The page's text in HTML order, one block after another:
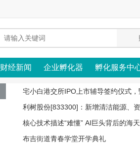
财经新闻 企业孵化器 孵化服务中
宅小白港交所IPO上市辅导签约仪式
满举行
利树股份[833300]：新增清洁能源、
破业绩增长瓶颈
核心技术描述“难懂” AI巨头背后的海
被问询
布吉街道青春学堂开学典礼